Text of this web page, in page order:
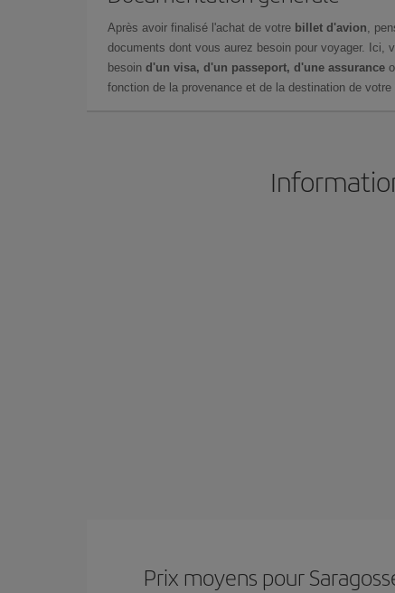
Après avoir finalisé l'achat de votre billet d'avion ,
documents dont vous aurez besoin pour voyager. Ici,
besoin d'un visa, d'un passeport, d'une assurance
fonction de la provenance et de la destination de votre
Prix ​​moyens pour